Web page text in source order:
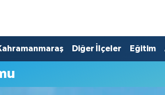
Diğer İlçeler Eğitim